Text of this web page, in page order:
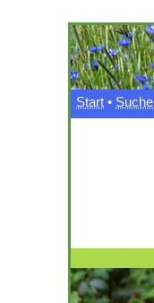
Start • Suche